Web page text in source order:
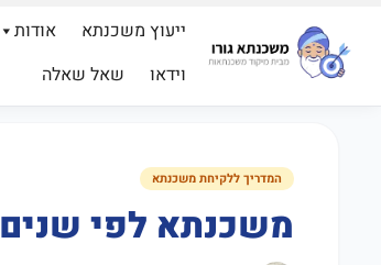
ייעוץ משכנתא אודות
וידאו
שאל שאלה
המדריך ללקיחת משכנתא
משכנתא לפי שנים